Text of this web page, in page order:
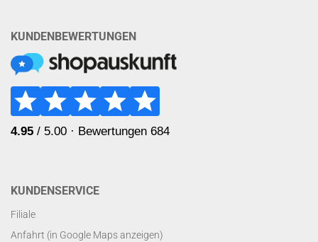
KUNDENBEWERTUNGEN
KUNDENSERVICE
Filiale
Anfahrt (in Google Maps anzeigen)